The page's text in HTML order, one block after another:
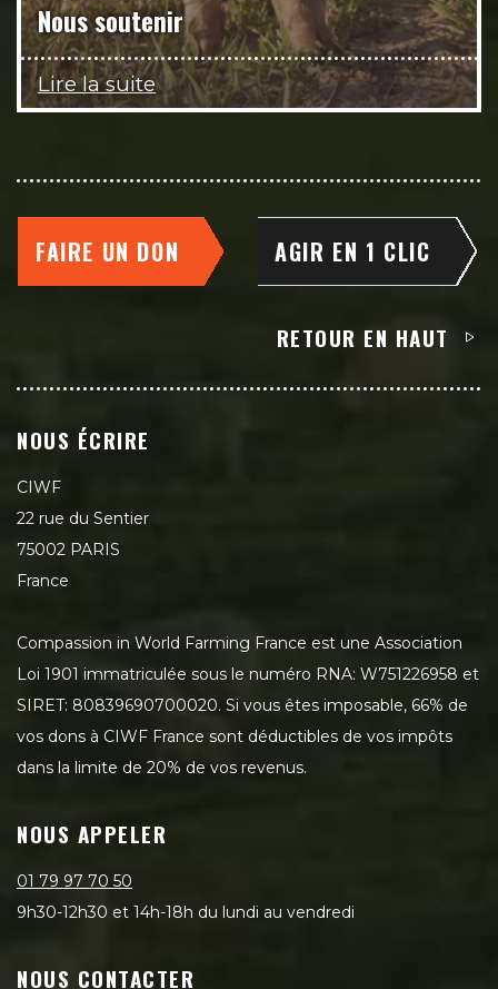
Nous soutenir
Lire la suite
FAIRE UN DON AGIR EN 1 CLIC
RETOUR EN HAUT
NOUS ÉCRIRE
CIWF
22 rue du Sentier
75002 PARIS
France
Compassion in World Farming France est une Association
Loi 1901 immatriculée sous le numéro RNA: W751226958 et
SIRET: 80839690700020. Si vous êtes imposable, 66% de
vos dons à CIWF France sont déductibles de vos impôts
dans la limite de 20% de vos revenus.
NOUS APPELER
01 79 97 70 50
9h30-12h30 et 14h-18h du lundi au vendredi
NOUS CONTACTER